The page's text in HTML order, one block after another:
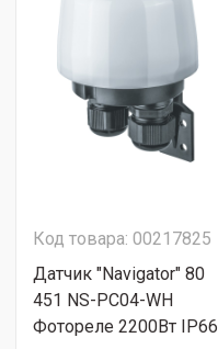
Код товара: 00217825
Датчик "Navigator" 80
451 NS-PC04-WH
Фотореле 2200Вт IP66